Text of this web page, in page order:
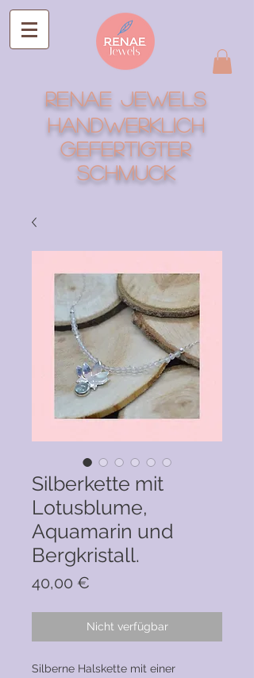
RENAE Jewels
Handwerklich
gefertigter
Schmuck
Silberkette mit
Lotusblume,
Aquamarin und
Bergkristall.
40,00 €
Nicht verfügbar
Silberne Halskette mit einer